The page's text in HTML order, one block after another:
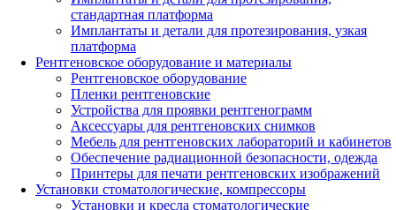
стандартная платформа
Имплантаты и детали для протезирования, узкая
платформа
Рентгеновское оборудование и материалы
Рентгеновское оборудование
Пленки рентгеновские
Устройства для проявки рентгенограмм
Аксессуары для рентгеновских снимков
Мебель для рентгеновских лабораторий и кабинетов
Обеспечение радиационной безопасности, одежда
Принтеры для печати рентгеновских изображений
Установки стоматологические, компрессоры
Установки и кресла стоматологические